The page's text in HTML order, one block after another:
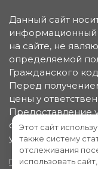
Данный сайт
информационный
на сайте, не
определяемой
Гражданского
Перед
цены у
Предоставление
основании
услуг.
Политика
Этот сайт
также систему
отслеживания
использовать